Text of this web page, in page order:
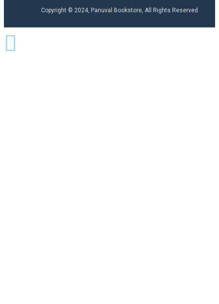
Copyright © 2024, Panuval Bookstore, All Rights Reserved